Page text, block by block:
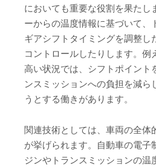
においても重要な役割を果たし
ーからの温度情報に基づいて、
ギアシフトタイミングを調整し
コントロールしたりします。例
高い状況では、シフトポイント
ンスミッションへの負担を減ら
うとする働きがあります。
関連技術としては、車両の全体
が挙げられます。自動車の電子
ジンやトランスミッションの温